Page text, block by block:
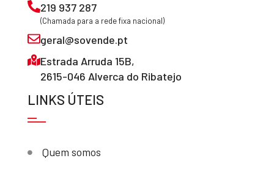
219 937 287
(Chamada para a rede fixa nacional)
geral@sovende.pt
Estrada Arruda 15B,
2615-046 Alverca do Ribatejo
LINKS ÚTEIS
Quem somos